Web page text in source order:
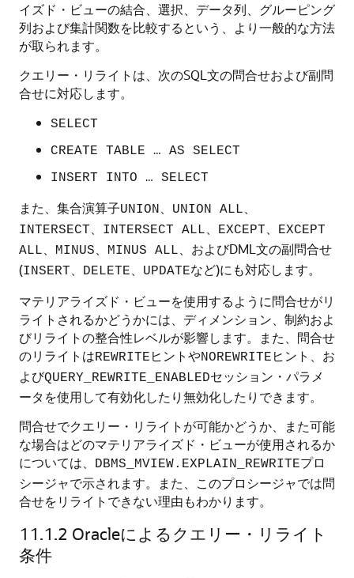
イズド・ビューの結合、選択、データ列、グルーピング
列および集計関数を比較するという、より一般的な方法
が取られます。
クエリー・リライトは、次のSQL文の問合せおよび副問
合せに対応します。
SELECT
CREATE TABLE … AS SELECT
INSERT INTO … SELECT
また、集合演算子UNION UNION ALL
INTERSECT INTERSECT ALL EXCEPT
EXCEPT
ALL
MINUS MINUS ALL
、およびDML文の副問合せ
(INSERT DELETE UPDATEなど)にも対応します。
マテリアライズド・ビューを使用するように問合せがリ
ライトされるかどうかには、ディメンション、制約およ
びリライトの整合性レベルが影響します。また、問合せ
のリライトはREWRITE ヒントやNOREWRITE ヒント、お
よびQUERY_REWRITE_ENABLEDセッション・パラメ
ータを使用して有効化したり無効化したりできます。
問合せでクエリー・リライトが可能かどうか、また可能
な場合はどのマテリアライズド・ビューが使用されるか
については、
DBMS_MVIEW.EXPLAIN_REWRITEプロ
シージャで示されます。また、このプロシージャでは問
合せをリライトできない理由もわかります。
11.1.2 Oracleによるクエリー・リライト
条件